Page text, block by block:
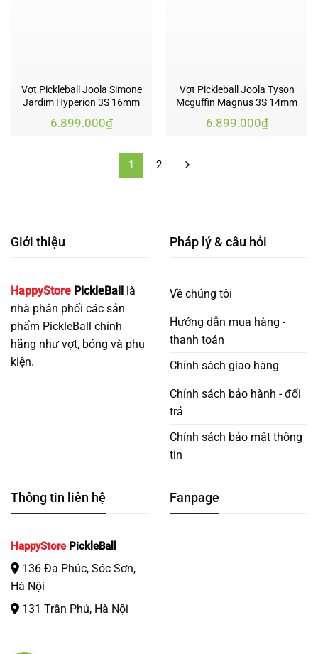
Vợt Pickleball Joola Simone
Jardim Hyperion 3S 16mm
6.899.000₫
Vợt Pickleball Joola Tyson
Mcguffin Magnus 3S 14mm
6.899.000₫
1 2
Giới thiệu
HappyStore PickleBall là
nhà phân phối các sản
phẩm PickleBall chính
hãng như vợt, bóng và phụ
kiện.
Pháp lý & câu hỏi
Về chúng tôi
Hướng dẫn mua hàng -
thanh toán
Chính sách giao hàng
Chính sách bảo hành - đổi
trả
Chính sách bảo mật thông
tin
Thông tin liên hệ
HappyStorePickleBall
136 Đa Phúc, Sóc Sơn,
Hà Nội
131 Trần Phú, Hà Nội
Fanpage